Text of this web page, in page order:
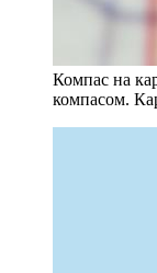
Компас на
компасом.